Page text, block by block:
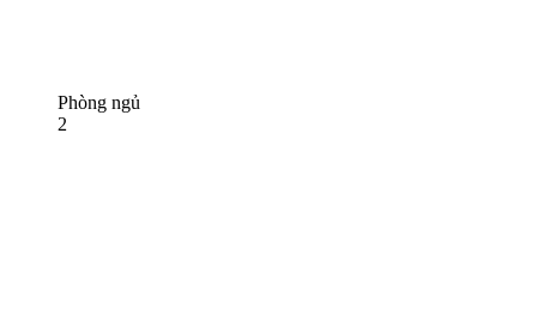
Phòng ngủ
2